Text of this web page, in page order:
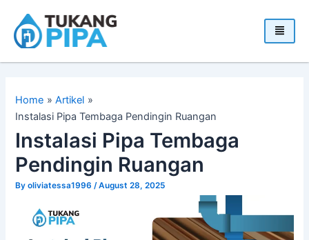
content
Home
Artikel
Instalasi Pipa Tembaga Pendingin Ruangan
Instalasi Pipa Tembaga
Pendingin Ruangan
Byoliviatessa1996/August 28, 2025